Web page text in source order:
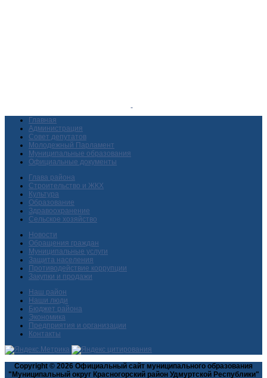
Главная
Администрация
Совет депутатов
Молодежный Парламент
Муниципальные образования
Официальные документы
Глава района
Строительство и ЖКХ
Культура
Образование
Здравоохранение
Сельское хозяйство
Новости
Обращения граждан
Муниципальные услуги
Защита населения
Противодействие коррупции
Закупки и продажи
Наш район
Наши люди
Бюджет района
Экономика
Предприятия и организации
Контакты
Copyright © 2026 Официальный сайт муниципального образования
"Муниципальный округ Красногорский район Удмуртской Республики"